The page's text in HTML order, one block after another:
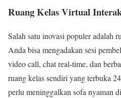
Ruang Kelas Virtual
Salah satu inovasi populer adalah
Anda bisa mengadakan sesi
video call, chat real-time, dan
ruang kelas sendiri yang terbuka
perlu meninggalkan sofa nyaman